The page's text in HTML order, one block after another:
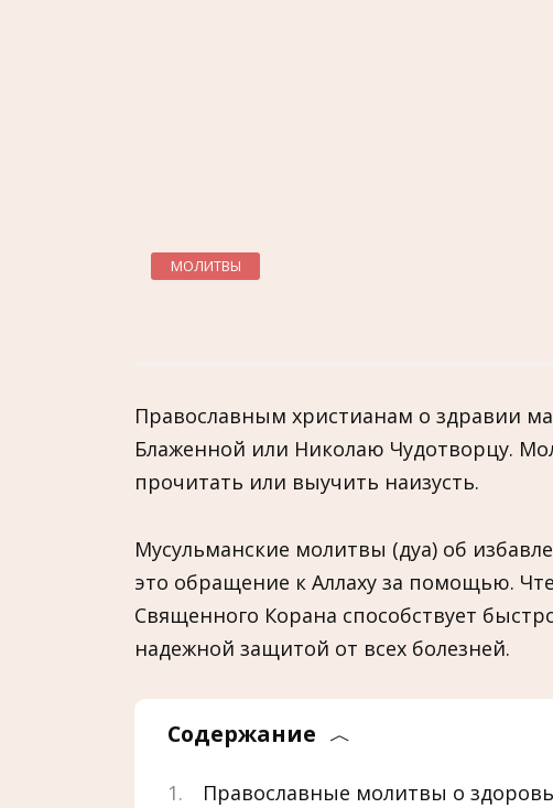
МОЛИТВЫ
Православным христианам о здравии
Блаженной или Николаю Чудотворцу.
прочитать или выучить наизусть.
Мусульманские молитвы (дуа) об
это обращение к Аллаху за помощью.
Священного Корана способствует
надежной защитой от всех болезней.
Содержание
Православные молитвы о